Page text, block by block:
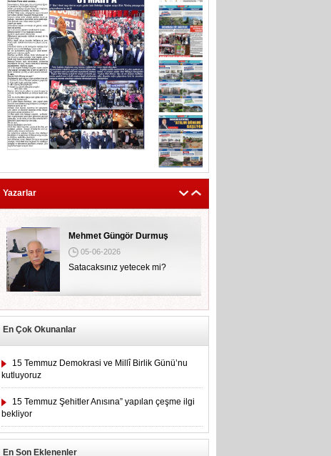
Yazarlar
Mehmet Güngör Durmuş
05-06-2026
Satacaksınız yetecek mi?
En Çok Okunanlar
15 Temmuz Demokrasi ve Millî Birlik Günü’nu
kutluyoruz
15 Temmuz Şehitler Anısına” yapılan çeşme ilgi
bekliyor
En Son Eklenenler